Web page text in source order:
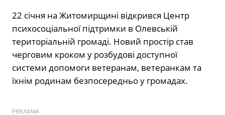
22 січня на Житомирщині відкрився Центр
психосоціальної підтримки в Олевській
територіальній громаді. Новий простір став
черговим кроком у розбудові доступної
системи допомоги ветеранам, ветеранкам та
їхнім родинам безпосередньо у громадах.
РЕКЛАМА